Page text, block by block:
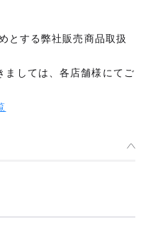
とする弊社販売商品取扱
ましては、各店舗様にてご